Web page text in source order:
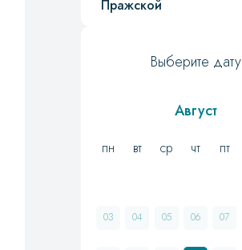
Пражской
Выберите дату
Август
пн вт ср чт пт
03 04 05 06 07